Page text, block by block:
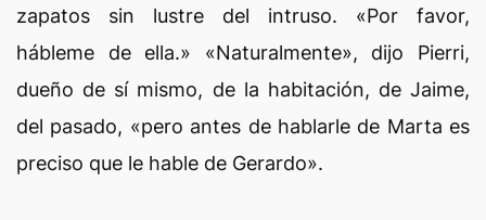
zapatos sin lustre del intruso. «Por favor,
hábleme de ella.» «Naturalmente», dijo Pierri,
dueño de sí mismo, de la habitación, de Jaime,
del pasado, «pero antes de hablarle de Marta es
preciso que le hable de Gerardo».